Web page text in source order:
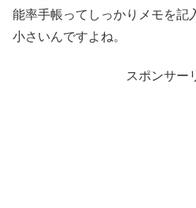
能率手帳ってしっかりメモを記
小さいんですよね。
スポンサー